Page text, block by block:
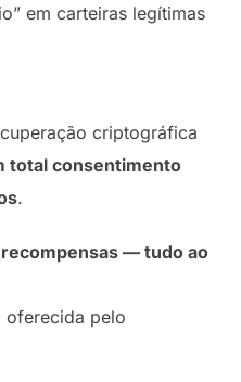
em carteiras legítimas
criptográfica
total consentimento
.
— tudo ao
oferecida pelo